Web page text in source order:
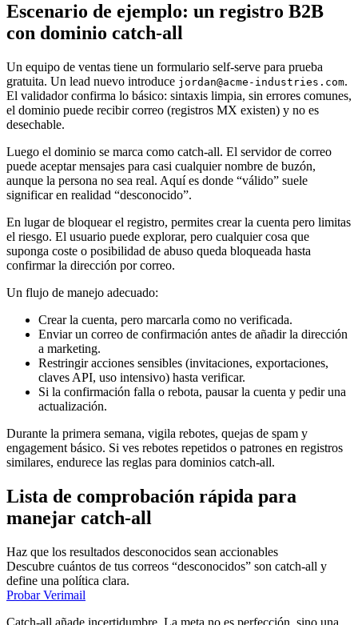
Escenario de ejemplo: un registro B2B
con dominio catch-all
Un equipo de ventas tiene un formulario self-serve para prueba
gratuita. Un lead nuevo introduce jordan@acme-industries.com.
El validador confirma lo básico: sintaxis limpia, sin errores comunes,
el dominio puede recibir correo (registros MX existen) y no es
desechable.
Luego el dominio se marca como catch-all. El servidor de correo
puede aceptar mensajes para casi cualquier nombre de buzón,
aunque la persona no sea real. Aquí es donde “válido” suele
significar en realidad “desconocido”.
En lugar de bloquear el registro, permites crear la cuenta pero limitas
el riesgo. El usuario puede explorar, pero cualquier cosa que
suponga coste o posibilidad de abuso queda bloqueada hasta
confirmar la dirección por correo.
Un flujo de manejo adecuado:
Crear la cuenta, pero marcarla como no verificada.
Enviar un correo de confirmación antes de añadir la dirección
a marketing.
Restringir acciones sensibles (invitaciones, exportaciones,
claves API, uso intensivo) hasta verificar.
Si la confirmación falla o rebota, pausar la cuenta y pedir una
actualización.
Durante la primera semana, vigila rebotes, quejas de spam y
engagement básico. Si ves rebotes repetidos o patrones en registros
similares, endurece las reglas para dominios catch-all.
Lista de comprobación rápida para
manejar catch-all
Haz que los resultados desconocidos sean accionables
Descubre cuántos de tus correos “desconocidos” son catch-all y
define una política clara.
Probar Verimail
Catch-all añade incertidumbre. La meta no es perfección, sino una